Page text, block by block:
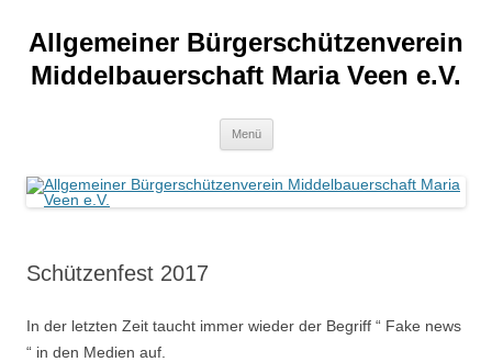
Allgemeiner Bürgerschützenverein
Middelbauerschaft Maria Veen e.V.
Menü
Schützenfest 2017
In der letzten Zeit taucht immer wieder der Begriff “ Fake news
“ in den Medien auf.